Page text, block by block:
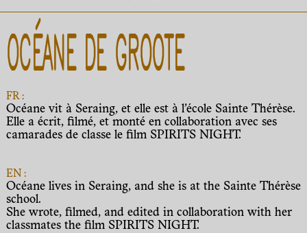
OCÉANE DE GROOTE
FR :
Océane vit à Seraing, et elle est à l’école Sainte Thérèse.
Elle a écrit, filmé, et monté en collaboration avec ses
camarades de classe le film SPIRITS NIGHT.
EN :
Océane lives in Seraing, and she is at the Sainte Thérèse
school.
She wrote, filmed, and edited in collaboration with her
classmates the film SPIRITS NIGHT.